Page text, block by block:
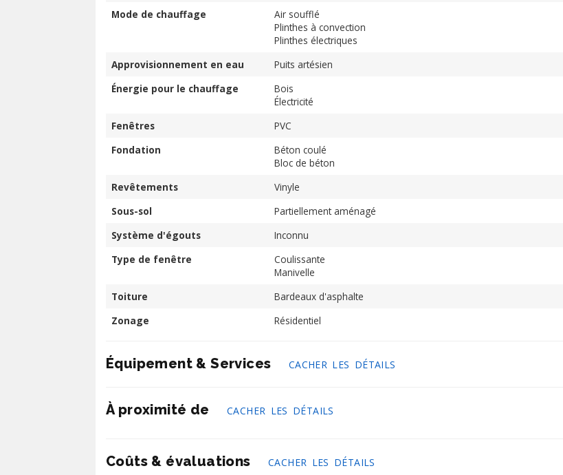
Mode de chauffage
Air soufflé
Plinthes à convection
Plinthes électriques
Approvisionnement en eau
Puits artésien
Énergie pour le chauffage
Bois
Électricité
Fenêtres
PVC
Fondation
Béton coulé
Bloc de béton
Revêtements
Vinyle
Sous-sol
Partiellement aménagé
Système d'égouts
Inconnu
Type de fenêtre
Coulissante
Manivelle
Toiture
Bardeaux d'asphalte
Zonage
Résidentiel
Équipement & Services CACHER LES DÉTAILS
À proximité de CACHER LES DÉTAILS
Coûts & évaluations
CACHER LES DÉTAILS